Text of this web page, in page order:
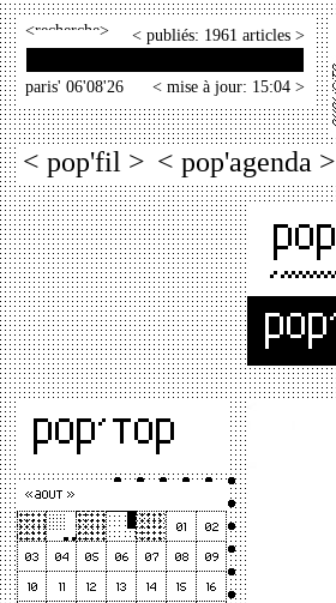
< > < publiés: 1961 articles >
paris' 06'08'26 < mise à jour: 15:04 >
< pop'fil > < pop'agenda >